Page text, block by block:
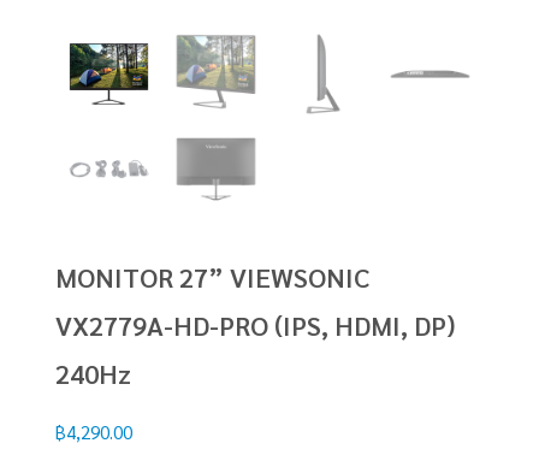
MONITOR 27” VIEWSONIC
VX2779A-HD-PRO (IPS, HDMI, DP)
240Hz
฿4,290.00